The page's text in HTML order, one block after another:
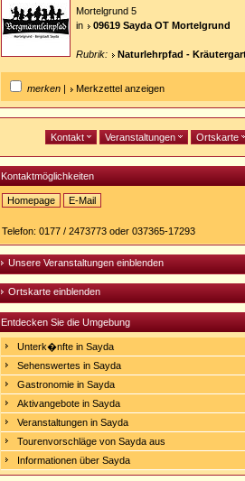
Mortelgrund 5
in
09619 Sayda OT Mortelgrund
Rubrik: Naturlehrpfad -
merken | Merkzettel anzeigen
Kontakt Veranstaltungen Ortskarte
Kontaktmöglichkeiten
Homepage
http://www.bergmaennlpfad.de/
E-Mail
Telefon: 0177 / 2473773 oder 037365-17293
Unsere Veranstaltungen einblenden
Ortskarte einblenden
Entdecken Sie die Umgebung
Unterk�nfte in Sayda
Sehenswertes in Sayda
Gastronomie in Sayda
Aktivangebote in Sayda
Veranstaltungen in Sayda
Tourenvorschläge von Sayda aus
Informationen über Sayda